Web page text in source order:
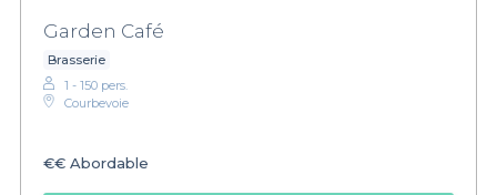
Garden Café
Brasserie
1 - 150 pers.
Courbevoie
€€ Abordable